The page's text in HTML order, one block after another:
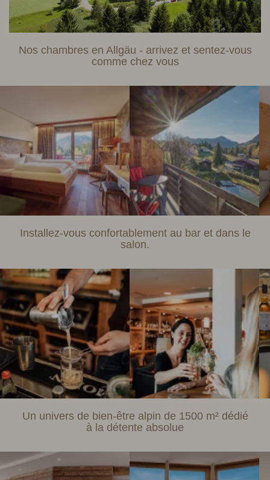
Nos chambres en Allgäu - arrivez et sentez-vous
comme chez vous
Installez-vous confortablement au bar et dans le
salon.
Un univers de bien-être alpin de 1500 m² dédié
à la détente absolue